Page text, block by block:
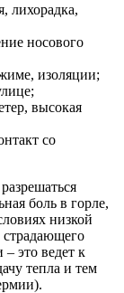
лихорадка,
носового
изоляции;
высокая
со
боль в горле,
низкой
это ведет к
тепла и тем